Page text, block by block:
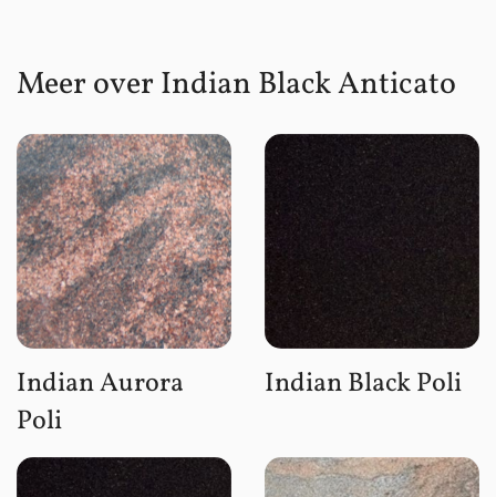
Meer over Indian Black Anticato
Indian Aurora
Poli
Indian Black Poli